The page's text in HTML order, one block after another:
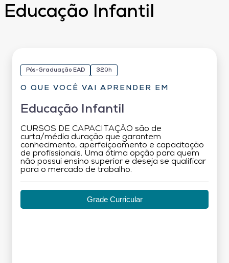
Educação Infantil
Pós-Graduação EAD 320h
O QUE VOCÊ VAI APRENDER EM
Educação Infantil
CURSOS DE CAPACITAÇÃO são de
curta/média duração que garantem
conhecimento, aperfeiçoamento e capacitação
de profissionais. Uma ótima opção para quem
não possui ensino superior e deseja se qualificar
para o mercado de trabalho.
Grade Curricular